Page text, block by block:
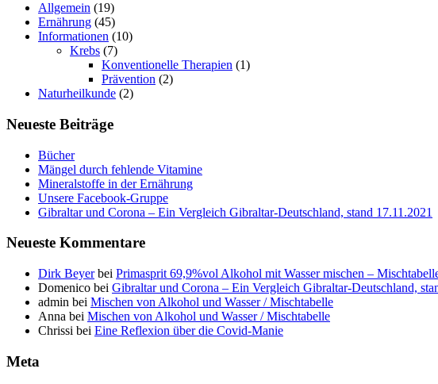
Allgemein (19)
Ernährung (45)
Informationen (10)
Krebs (7)
Konventionelle Therapien (1)
Prävention (2)
Naturheilkunde (2)
Neueste Beiträge
Bücher
Mängel durch fehlende Vitamine
Mineralstoffe in der Ernährung
Unsere Facebook-Gruppe
Gibraltar und Corona – Ein Vergleich Gibraltar-Deutschland, stand 17.11.2021
Neueste Kommentare
Dirk Beyerbei Primasprit 69,9%vol Alkohol mit Wasser mischen –
Domenico bei Gibraltar und Corona – Ein Vergleich Gibraltar-Deutschland,
admin bei Mischen von Alkohol und Wasser / Mischtabelle
Anna bei Mischen von Alkohol und Wasser / Mischtabelle
Chrissi bei Eine Reflexion über die Covid-Manie
Meta